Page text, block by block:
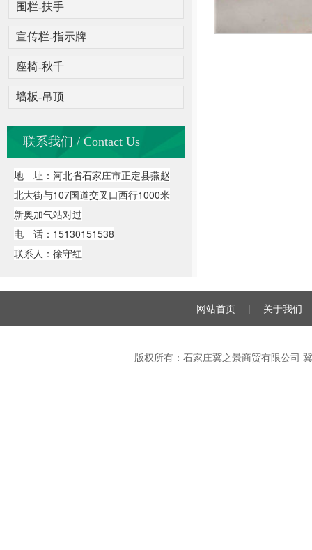
围栏-扶手
宣传栏-指示牌
座椅-秋千
墙板-吊顶
联系我们 / Contact Us
地 址：河北省石家庄市正定县燕赵
北大街与107国道交叉口西行1000米
新奥加气站对过
电 话：15130151538
联系人：徐守红
网站首页 | 关于我们
版权所有：石家庄冀之景商贸有限公司